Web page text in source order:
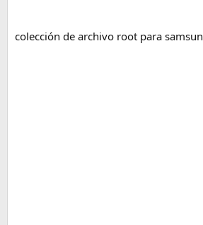
colección de archivo root para